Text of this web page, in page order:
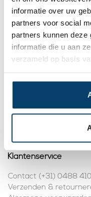
informatie over uw
partners voor social
partners kunnen deze
informatie die u aan
verzameld op basis
Adres:Dalwagenseweg
E-mail:
Telefoonnummer:
KVK nummer:
BTW nummer:
Registreren
Klantenservice
Contact (+31) 0488
Verzenden &